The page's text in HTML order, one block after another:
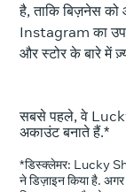
है, ताकि बिज़नेस
Instagram का
और स्टोर के बारे में
सबसे पहले, वे
अकाउंट बनाते हैं.*
*डिस्क्लेमर: Lucky
ने डिज़ाइन किया है.